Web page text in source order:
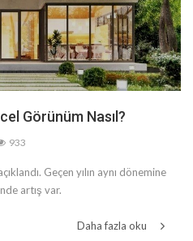
Görünüm Nasıl?
933
Geçen yılın aynı dönemine
artış var.
Daha fazla oku